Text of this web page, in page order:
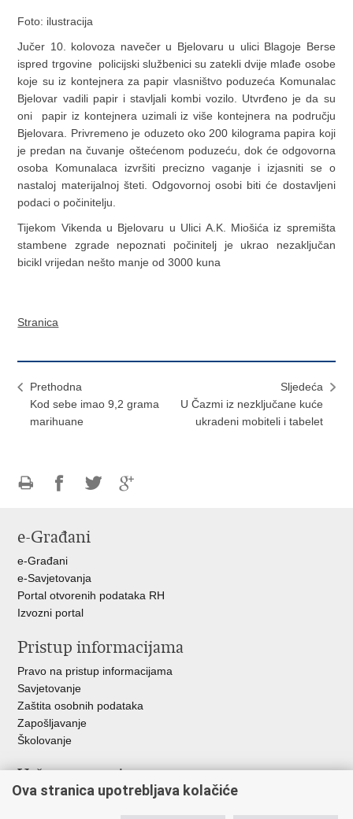
Foto: ilustracija
Jučer 10. kolovoza navečer u Bjelovaru u ulici Blagoje Berse
ispred trgovine policijski službenici su zatekli dvije mlađe osobe
koje su iz kontejnera za papir vlasništvo poduzeća Komunalac
Bjelovar vadili papir i stavljali kombi vozilo. Utvrđeno je da su
oni papir iz kontejnera uzimali iz više kontejnera na području
Bjelovara. Privremeno je oduzeto oko 200 kilograma papira koji
je predan na čuvanje oštećenom poduzeću, dok će odgovorna
osoba Komunalaca izvršiti precizno vaganje i izjasniti se o
nastaloj materijalnoj šteti. Odgovornoj osobi biti će dostavljeni
podaci o počinitelju.
Tijekom Vikenda u Bjelovaru u Ulici A.K. Miošića iz spremišta
stambene zgrade nepoznati počinitelj je ukrao nezaključan
bicikl vrijedan nešto manje od 3000 kuna
Stranica
Prethodna
Kod sebe imao 9,2 grama
marihuane
Sljedeća
U Čazmi iz nezključane kuće
ukradeni mobiteli i tabelet
FacebookuTwitteru
e-Građani
e-Građani
e-Savjetovanja
Portal otvorenih podataka RH
Izvozni portal
Pristup informacijama
Pravo na pristup informacijama
Savjetovanje
Zaštita osobnih podataka
Zapošljavanje
Školovanje
Važne poveznice
Ministarstvo unutarnjih poslova
Ova stranica upotrebljava kolačiće